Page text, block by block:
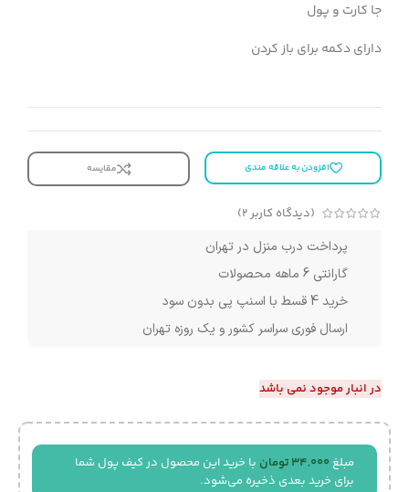
جا کارت و پول
دارای دکمه برای باز کردن
افزودن به علاقه مندی مقایسه
(دیدگاه کاربر2
)
پرداخت درب منزل در تهران
گارانتی 6 ماهه محصولات
خرید 4 قسط با اسنپ پی بدون سود
ارسال فوری سراسر کشور و یک روزه تهران
در انبار موجود نمی باشد
مبلغ 34,000 تومان با خرید این محصول در کیف پول شما
برای خرید بعدی ذخیره می‌شود.